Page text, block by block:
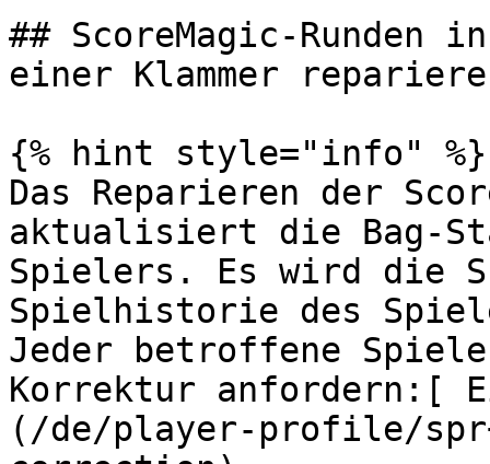
## ScoreMagic-Runden
einer Klammer
{% hint style="info" %}
Das Reparieren der
aktualisiert die Bag-
Spielers. Es wird die
Spielhistorie des
Jeder betroffene
Korrektur anfordern:[
(/de/player-profile/